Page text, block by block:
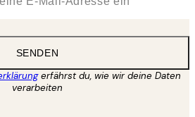
SENDEN
erfährst du, wie wir deine Daten
verarbeiten